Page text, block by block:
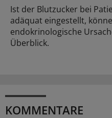
Ist der Blutzucker bei
adäquat eingestellt,
endokrinologische
Überblick.
KOMMENTARE